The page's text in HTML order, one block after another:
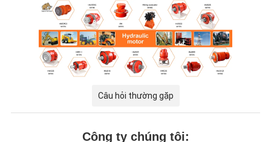
Câu hỏi thường gặp
Công ty chúng tôi: